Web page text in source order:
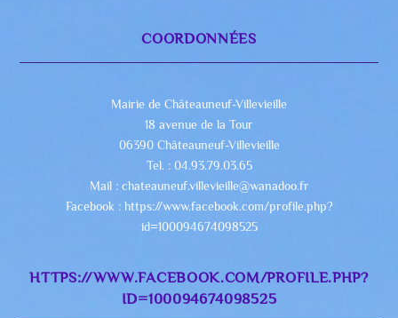
COORDONNÉES
Mairie de Châteauneuf-Villevieille
18 avenue de la Tour
06390 Châteauneuf-Villevieille
Tel. : 04.93.79.03.65
Mail : chateauneuf.villevieille@wanadoo.fr
Facebook : https://www.facebook.com/profile.php?
id=100094674098525
HTTPS://WWW.FACEBOOK.COM/PROFILE.PHP?
ID=100094674098525